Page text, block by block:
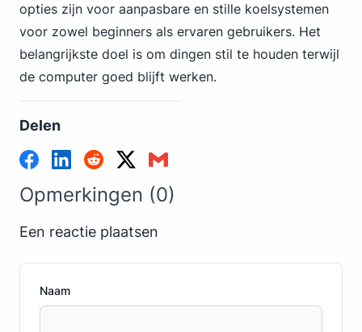
opties zijn voor aanpasbare en stille koelsystemen
voor zowel beginners als ervaren gebruikers. Het
belangrijkste doel is om dingen stil te houden terwijl
de computer goed blijft werken.
Delen
Opmerkingen (0)
Een reactie plaatsen
Naam